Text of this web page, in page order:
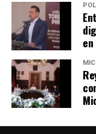
Denuncian Robo de
Electorales en Jacona,
Michoacán
2 junio, 2024
En "Política"